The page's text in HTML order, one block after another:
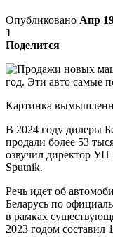
Опубликовано Апр
1
Поделится
Картинка
В 2024 году дилеры
продали более 53
озвучил директор
Sputnik.
Речь идет об
Беларусь по
в рамках
2023 годом составил